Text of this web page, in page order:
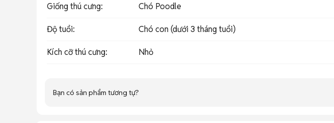
Giống thú cưng: Chó Poodle
Độ tuổi: Chó con (dưới 3 tháng tuổi)
Kích cỡ thú cưng: Nhỏ
Bạn có sản phẩm tương tự?